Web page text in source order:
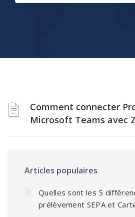
Comment connecter
Microsoft Teams avec
Articles populaires
Quelles sont les 5
prélèvement SEPA et